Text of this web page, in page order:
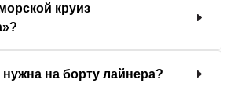
круиз
нужна на борту лайнера?